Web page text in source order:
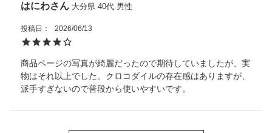
はにわ 大分県 40代 男性
投稿日 2026/06/13
商品ページの写真が綺麗だったので期待していましたが、実
物はそれ以上でした。クロコダイルの存在感はありますが、
派手すぎないので普段から使いやすいです。